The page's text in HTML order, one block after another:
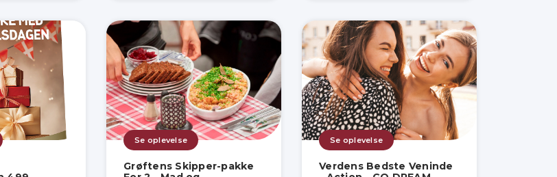
Se oplevelse
Grøftens Skipper-pakke
Se oplevelse
Verdens Bedste Veninde